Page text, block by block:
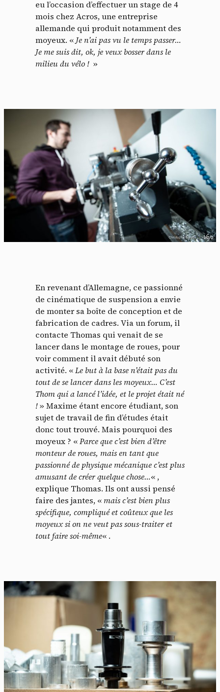
eu l’occasion d’effectuer un stage de 4
mois chez Acros, une entreprise
allemande qui produit notamment des
moyeux. « Je n’ai pas vu le temps passer…
Je me suis dit, ok, je veux bosser dans le
milieu du vélo ! »
En revenant d’Allemagne, ce passionné
de cinématique de suspension a envie
de monter sa boîte de conception et de
fabrication de cadres. Via un forum, il
contacte Thomas qui venait de se
lancer dans le montage de roues, pour
voir comment il avait débuté son
activité. «Le but à la base n’était pas du
tout de se lancer dans les moyeux… C’est
Thom qui a lancé l’idée, et le projet était né
!» Maxime étant encore étudiant, son
sujet de travail de fin d’études était
donc tout trouvé. Mais pourquoi des
moyeux ? «Parce que c’est bien d’être
monteur de roues, mais en tant que
passionné de physique mécanique c’est plus
amusant de créer quelque chose…« ,
explique Thomas. Ils ont aussi pensé
faire des jantes, « mais c’est bien plus
spécifique, compliqué et coûteux que les
moyeux si on ne veut pas sous-traiter et
tout faire soi-même« .